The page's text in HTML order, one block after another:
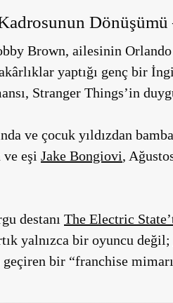
Dönüşümü
Brown, ailesinin
yaptığı genç bir
Stranger Things’in
ve çocuk yıldızdan
eşi Jake Bongiovi,
destanı The Electric
yalnızca bir oyuncu değil;
bir “franchise